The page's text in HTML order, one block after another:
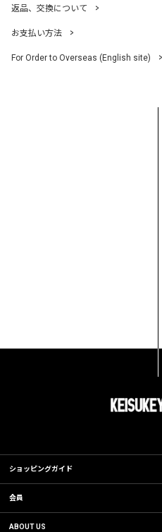
返品、交換について
お支払い方法
For Order to Overseas (English site)
ショッピングガイド
会員
ABOUT US